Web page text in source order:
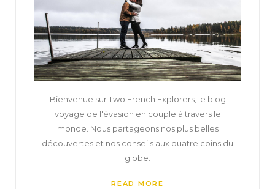
Bienvenue sur Two French Explorers, le blog
voyage de l'évasion en couple à travers le
monde. Nous partageons nos plus belles
découvertes et nos conseils aux quatre coins du
globe.
READ MORE